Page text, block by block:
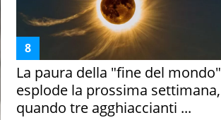
La paura della "fine del mondo"
esplode la prossima settimana,
quando tre agghiaccianti ...